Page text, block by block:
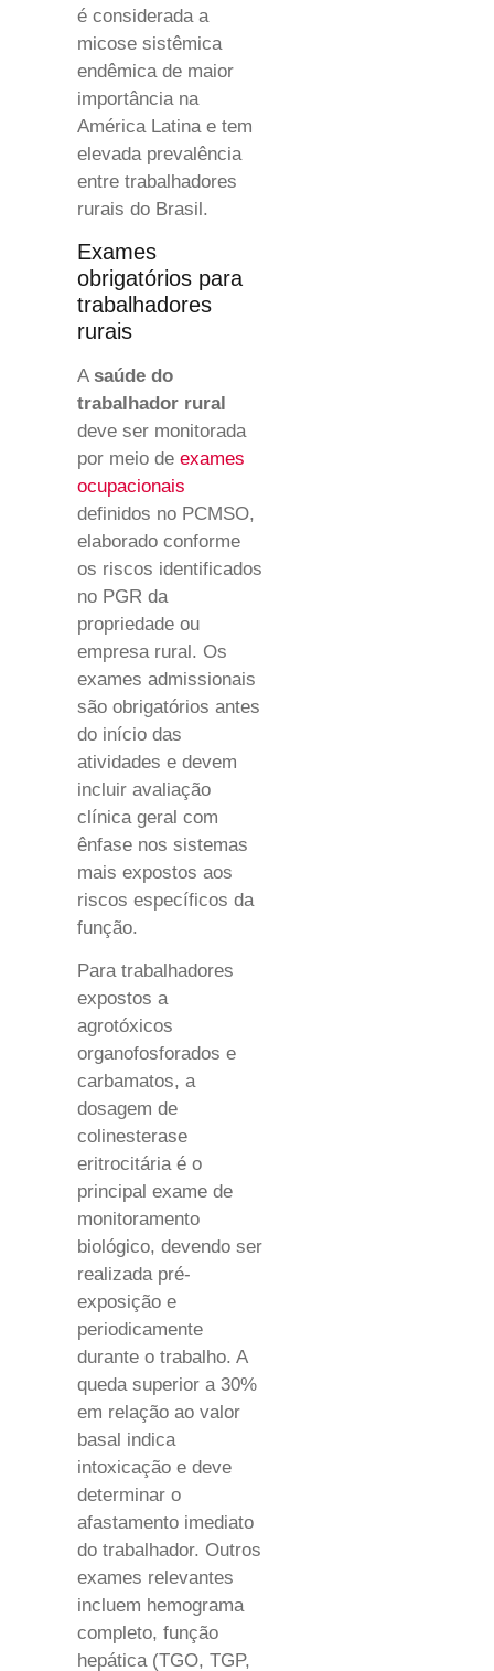
é considerada a
micose sistêmica
endêmica de maior
importância na
América Latina e tem
elevada prevalência
entre trabalhadores
rurais do Brasil.
Exames
obrigatórios para
trabalhadores
rurais
A saúde do
trabalhador rural
deve ser monitorada
por meio de exames
ocupacionais
definidos no PCMSO,
elaborado conforme
os riscos identificados
no PGR da
propriedade ou
empresa rural. Os
exames admissionais
são obrigatórios antes
do início das
atividades e devem
incluir avaliação
clínica geral com
ênfase nos sistemas
mais expostos aos
riscos específicos da
função.
Para trabalhadores
expostos a
agrotóxicos
organofosforados e
carbamatos, a
dosagem de
colinesterase
eritrocitária é o
principal exame de
monitoramento
biológico, devendo ser
realizada pré-
exposição e
periodicamente
durante o trabalho. A
queda superior a 30%
em relação ao valor
basal indica
intoxicação e deve
determinar o
afastamento imediato
do trabalhador. Outros
exames relevantes
incluem hemograma
completo, função
hepática (TGO, TGP,